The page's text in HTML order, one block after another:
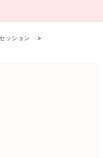
ッション